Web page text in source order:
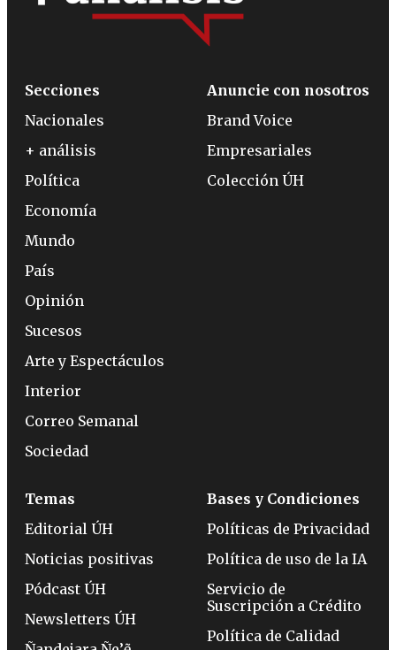
Secciones
Nacionales
+ análisis
Política
Economía
Mundo
País
Opinión
Sucesos
Arte y Espectáculos
Interior
Correo Semanal
Sociedad
Anuncie con nosotros
Brand Voice
Empresariales
Colección ÚH
Temas
Editorial ÚH
Noticias positivas
Pódcast ÚH
Newsletters ÚH
Bases y Condiciones
Políticas de Privacidad
Política de uso de la IA
Servicio de
Suscripción a Crédito
Política de Calidad